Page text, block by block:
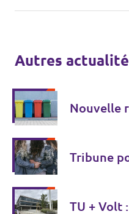
Autres
Nouvelle
Tribune
TU + Volt